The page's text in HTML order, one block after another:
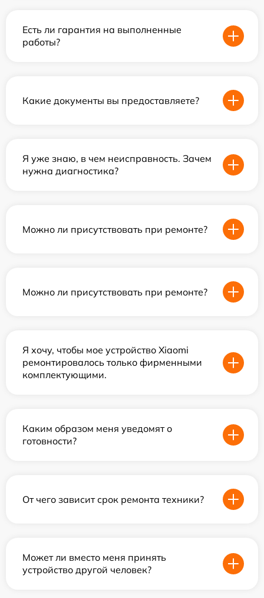
Есть ли гарантия на выполненные
работы?
Какие документы вы предоставляете?
Я уже знаю, в чем неисправность. Зачем
нужна диагностика?
Можно ли присутствовать при ремонте?
Можно ли присутствовать при ремонте?
Я хочу, чтобы мое устройство Xiaomi
ремонтировалось только фирменными
комплектующими.
Каким образом меня уведомят о
готовности?
От чего зависит срок ремонта техники?
Может ли вместо меня принять
устройство другой человек?